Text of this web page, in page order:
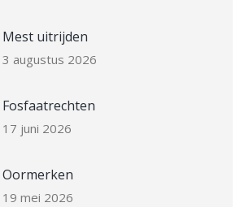
Mest uitrijden
3 augustus 2026
Fosfaatrechten
17 juni 2026
Oormerken
19 mei 2026